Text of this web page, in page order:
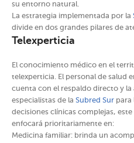
su entorno natural.
La estrategia implementada por la
divide en dos grandes pilares de
Telexperticia
El conocimiento médico en el
telexperticia. El personal de salud
cuenta con el respaldo directo y la
especialistas de la Subred Sur para
decisiones clínicas complejas, este
enfocará prioritariamente en:
Medicina familiar: brinda un